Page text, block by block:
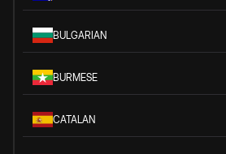
BULGARIAN
BURMESE
CATALAN